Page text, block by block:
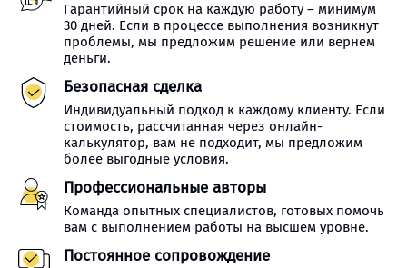
Гарантийный срок на каждую работу – минимум
30 дней. Если в процессе выполнения возникнут
проблемы, мы предложим решение или вернем
деньги.
Безопасная сделка
Индивидуальный подход к каждому клиенту. Если
стоимость, рассчитанная через онлайн-
калькулятор, вам не подходит, мы предложим
более выгодные условия.
Профессиональные авторы
Команда опытных специалистов, готовых помочь
вам с выполнением работы на высшем уровне.
Постоянное сопровождение